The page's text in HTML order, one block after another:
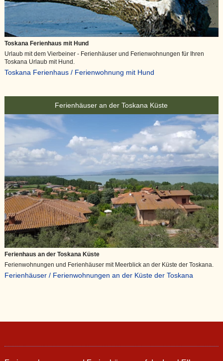
Toskana Ferienhaus mit Hund
Urlaub mit dem Vierbeiner - Ferienhäuser und Ferienwohnungen für Ihren
Toskana Urlaub mit Hund.
Toskana Ferienhaus / Ferienwohnung mit Hund
Ferienhäuser an der Toskana Küste
Ferienhaus an der Toskana Küste
Ferienwohnungen und Ferienhäuser mit Meerblick an der Küste der Toskana.
Ferienhäuser / Ferienwohnungen an der Küste der Toskana